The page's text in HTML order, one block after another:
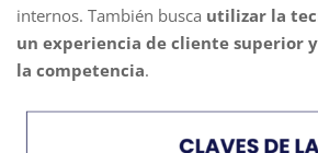
internos. También busca utilizar la
un experiencia de cliente superior
la competencia.